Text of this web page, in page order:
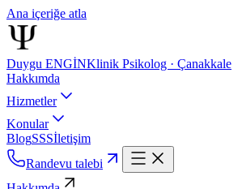
Ana içeriğe atla
Duygu ENGİNKlinik Psikolog · Çanakkale
Hakkımda
Hizmetler
Konular
BlogSSSİletişim
Randevu talebi